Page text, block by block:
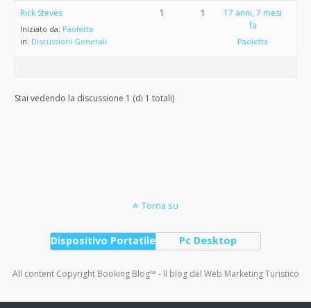
Rick Steves
Iniziato da: Paoletta
in: Discussioni Generali
1 1
17 anni, 7 mesi
fa
Paoletta
Stai vedendo la discussione 1 (di 1 totali)
Torna su
Dispositivo Portatile Pc Desktop
All content Copyright Booking Blog™ - Il blog del Web Marketing Turistico